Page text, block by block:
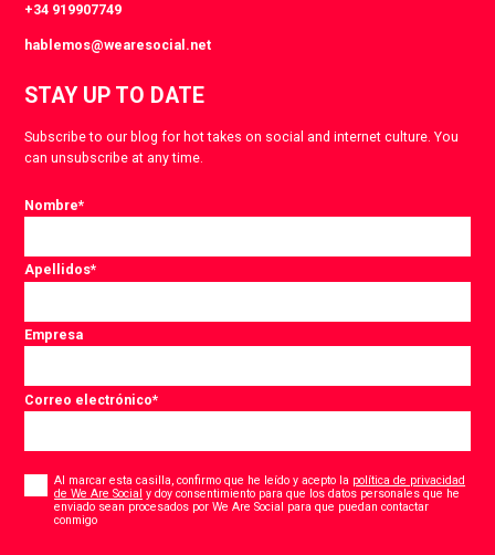
+34 919907749
hablemos@wearesocial.net
STAY UP TO DATE
Subscribe to our blog for hot takes on social and internet culture. You
can unsubscribe at any time.
Nombre*
Apellidos*
Empresa
Correo electrónico*
Al marcar esta casilla, confirmo que he leído y acepto la política de privacidad
de We Are Social y doy consentimiento para que los datos personales que he
enviado sean procesados por We Are Social para que puedan contactar
conmigo*